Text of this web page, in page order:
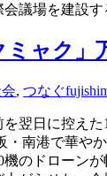
議場を建設す
ャク」
,つなぐ
翌日に控え
南港で華や
のドローン